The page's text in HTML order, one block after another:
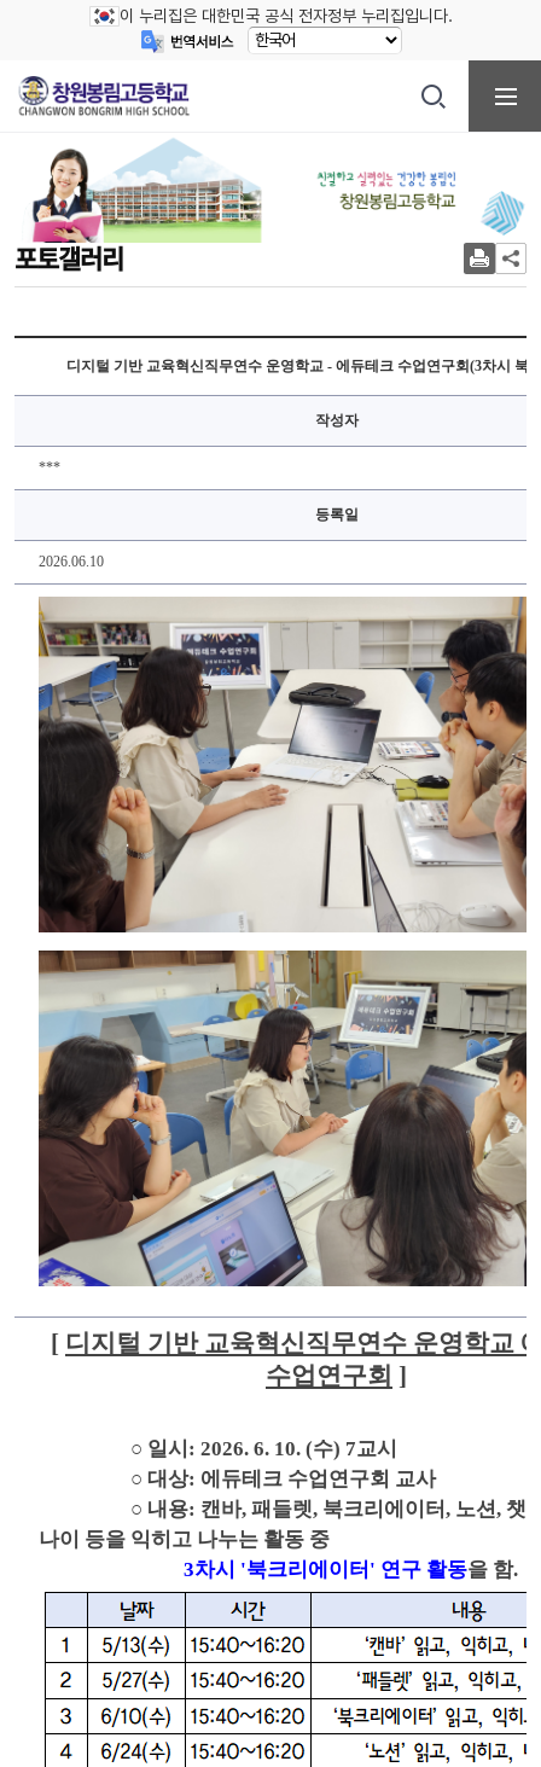
이 누리집은 대한민국 공식 전자정부 누리집입니다.
포토갤러리
디지털 기반 교육혁신직무연수 운영학교 - 에듀테크 수업연구회(3차시 북
작성자
***
등록일
2026.06.10
[ 디지털 기반 교육혁신직무연수 운영학교
수업연구회 ]
○ 일시: 2026. 6. 10. (수) 7교시
○ 대상: 에듀테크 수업연구회 교사
○ 내용: 캔바, 패들렛, 북크리에이터, 노션, 챗
나이 등을 익히고 나누는 활동 중
3차시 '북크리에이터' 연구 활동을 함.